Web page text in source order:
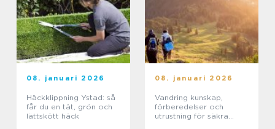
08. januari 2026
Häckklippning Ystad: så
får du en tät, grön och
lättskött häck
08. januari 2026
Vandring kunskap,
förberedelser och
utrustning för säkra